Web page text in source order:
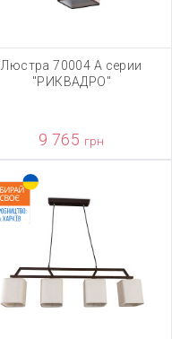
Люстра 70004 А серии
"РИКВАДРО"
9 765 грн